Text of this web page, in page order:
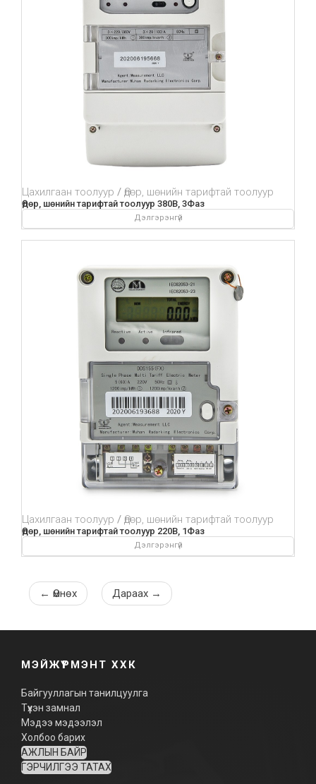
Цахилгаан тоолуур Өдөр, шөнийн тарифтай тоолуур
Өдөр, шөнийн тарифтай тоолуур 380В, 3Фаз
Дэлгэрэнгүй
Цахилгаан тоолуур Өдөр, шөнийн тарифтай тоолуур
Өдөр, шөнийн тарифтай тоолуур 220В, 1Фаз
Дэлгэрэнгүй
← Өмнөх Дараах →
МЭЙЖҮРМЭНТ ХХК
Байгууллагын танилцуулга
Түүхэн замнал
Мэдээ мэдээлэл
Холбоо барих
АЖЛЫН БАЙР
ГЭРЧИЛГЭЭ ТАТАХ